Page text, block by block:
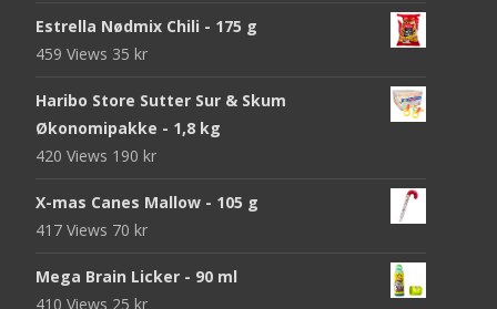
Estrella Nødmix Chili - 175 g
459 Views 35 kr
Haribo Store Sutter Sur & Skum
Økonomipakke - 1,8 kg
420 Views 190 kr
X-mas Canes Mallow - 105 g
417 Views 70 kr
Mega Brain Licker - 90 ml
410 Views 25 kr